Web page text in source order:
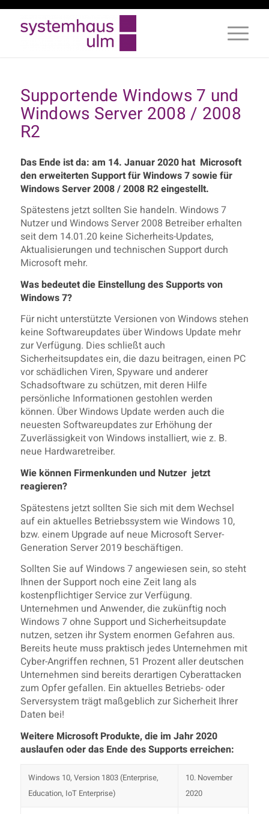
Supportende Windows 7 und
Windows Server 2008 / 2008
R2
Das Ende ist da: am 14. Januar 2020 hat Microsoft
den erweiterten Support für Windows 7 sowie für
Windows Server 2008 / 2008 R2 eingestellt.
Spätestens jetzt sollten Sie handeln. Windows 7
Nutzer und Windows Server 2008 Betreiber erhalten
seit dem 14.01.20 keine Sicherheits-Updates,
Aktualisierungen und technischen Support durch
Microsoft mehr.
Was bedeutet die Einstellung des Supports von
Windows 7?
Für nicht unterstützte Versionen von Windows stehen
keine Softwareupdates über Windows Update mehr
zur Verfügung. Dies schließt auch
Sicherheitsupdates ein, die dazu beitragen, einen PC
vor schädlichen Viren, Spyware und anderer
Schadsoftware zu schützen, mit deren Hilfe
persönliche Informationen gestohlen werden
können. Über Windows Update werden auch die
neuesten Softwareupdates zur Erhöhung der
Zuverlässigkeit von Windows installiert, wie z. B.
neue Hardwaretreiber.
Wie können Firmenkunden und Nutzer jetzt
reagieren?
Spätestens jetzt sollten Sie sich mit dem Wechsel
auf ein aktuelles Betriebssystem wie Windows 10,
bzw. einem Upgrade auf neue Microsoft Server-
Generation Server 2019 beschäftigen.
Sollten Sie auf Windows 7 angewiesen sein, so steht
Ihnen der Support noch eine Zeit lang als
kostenpflichtiger Service zur Verfügung.
Unternehmen und Anwender, die zukünftig noch
Windows 7 ohne Support und Sicherheitsupdate
nutzen, setzen ihr System enormen Gefahren aus.
Bereits heute muss praktisch jedes Unternehmen mit
Cyber-Angriffen rechnen, 51 Prozent aller deutschen
Unternehmen sind bereits derartigen Cyberattacken
zum Opfer gefallen. Ein aktuelles Betriebs- oder
Serversystem trägt maßgeblich zur Sicherheit Ihrer
Daten bei!
Weitere Microsoft Produkte, die im Jahr 2020
auslaufen oder das Ende des Supports erreichen:
Windows 10, Version 1803 (Enterprise,
Education, IoT Enterprise)
10. November
2020